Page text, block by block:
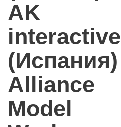
AK
interactive
(Испания)
Alliance
Model